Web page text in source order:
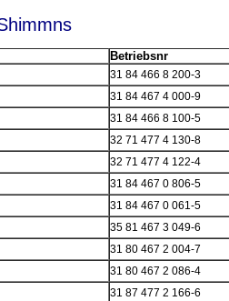
Betriebsnr
31 84 466 8 200-3
31 84 467 4 000-9
31 84 466 8 100-5
32 71 477 4 130-8
32 71 477 4 122-4
31 84 467 0 806-5
31 84 467 0 061-5
35 81 467 3 049-6
31 80 467 2 004-7
31 80 467 2 086-4
31 87 477 2 166-6